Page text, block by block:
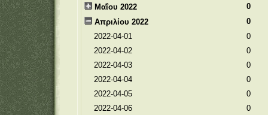
Μαΐου 2022
0
Απριλίου 2022
0
2022-04-01
0
2022-04-02
0
2022-04-03
0
2022-04-04
0
2022-04-05
0
2022-04-06
0